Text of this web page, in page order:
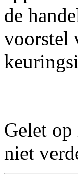
de
voorstel
Gelet
niet